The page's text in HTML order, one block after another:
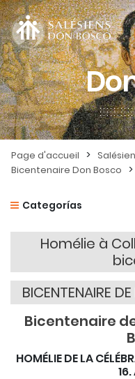
Page d'accueil >
Bicentenaire Don Bosco >
Categorías
Homélie à
BICENTENAIRE
Bicentenaire
HOMÉLIE DE LA